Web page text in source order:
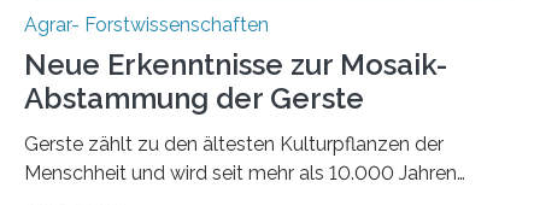
Agrar- Forstwissenschaften
Neue Erkenntnisse zur Mosaik-
Abstammung der Gerste
Gerste zählt zu den ältesten Kulturpflanzen der
Menschheit und wird seit mehr als 10.000 Jahren